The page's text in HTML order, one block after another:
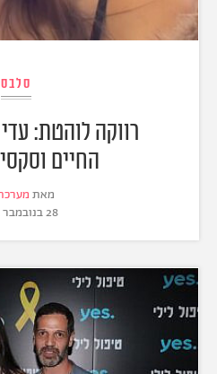
סלבס
רווקה לוהטת:
החיים
מאת
28 בנובמבר 2024